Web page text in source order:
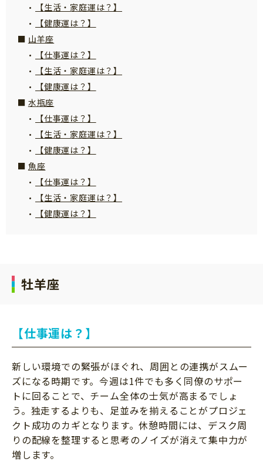
【生活・家庭運は？】
【健康運は？】
山羊座
【仕事運は？】
【生活・家庭運は？】
【健康運は？】
水瓶座
【仕事運は？】
【生活・家庭運は？】
【健康運は？】
魚座
【仕事運は？】
【生活・家庭運は？】
【健康運は？】
牡羊座
【仕事運は？】
新しい環境での緊張がほぐれ、周囲との連携がスムー
ズになる時期です。今週は1件でも多く同僚のサポー
トに回ることで、チーム全体の士気が高まるでしょ
う。独走するよりも、足並みを揃えることがプロジェ
クト成功のカギとなります。休憩時間には、デスク周
りの配線を整理すると思考のノイズが消えて集中力が
増します。